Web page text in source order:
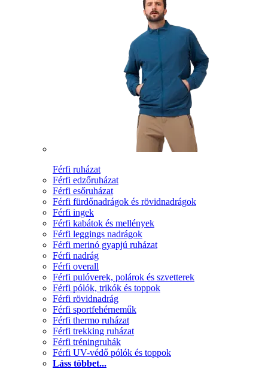
Férfi ruházat
Férfi edzőruházat
Férfi esőruházat
Férfi fürdőnadrágok és rövidnadrágok
Férfi ingek
Férfi kabátok és mellények
Férfi leggings nadrágok
Férfi merinó gyapjú ruházat
Férfi nadrág
Férfi overall
Férfi pulóverek, polárok és szvetterek
Férfi pólók, trikók és toppok
Férfi rövidnadrág
Férfi sportfehérneműk
Férfi thermo ruházat
Férfi trekking ruházat
Férfi tréningruhák
Férfi UV-védő pólók és toppok
Láss többet...